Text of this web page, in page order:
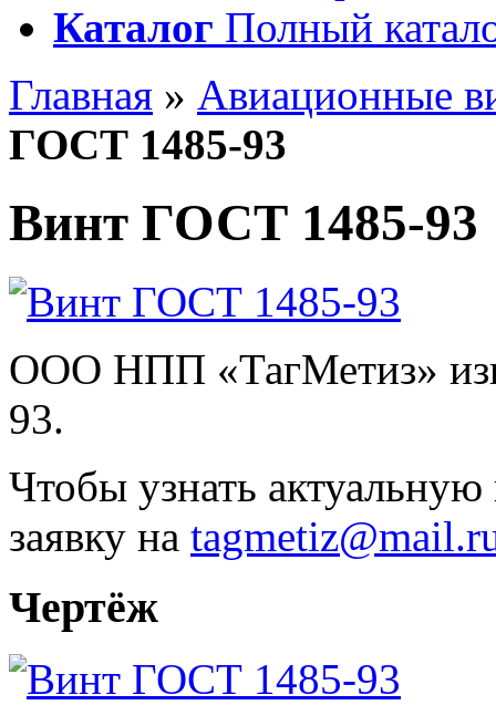
Каталог Полный
Главная » Авиационные
ГОСТ 1485-93
Винт ГОСТ 1485-93
ООО НПП «ТагМетиз»
93.
Чтобы узнать
заявку на
Чертёж